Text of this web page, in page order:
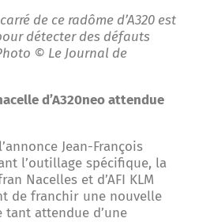
de ce radôme d’A320 est
détecter des défauts
© Le Journal de
d’A320neo attendue
Jean-François
l’outillage spécifique, la
Nacelles et d’AFI KLM
de franchir une nouvelle
tant attendue d’une